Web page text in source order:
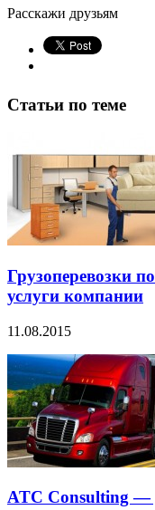
Расскажи друзьям
Статьи по теме
Грузоперевозки
услуги компании
11.08.2015
ATC Consulting —